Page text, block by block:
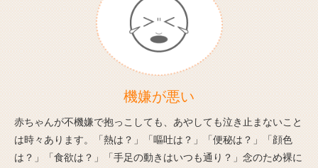
機嫌が悪い
赤ちゃんが不機嫌で抱っこしても、あやしても泣き止まないこと
は時々あります。「熱は？」「嘔吐は？」「便秘は？」「顔色
は？」「食欲は？」「手足の動きはいつも通り？」念のため裸に